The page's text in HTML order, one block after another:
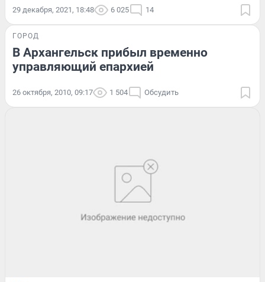
29 декабря, 2021, 18:48 6 025 14
ГОРОД
В Архангельск прибыл временно
управляющий епархией
26 октября, 2010, 09:17 1 504 Обсудить